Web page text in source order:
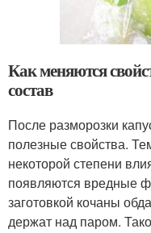
Как меняются
состав
После разморозки
полезные свойства.
некоторой степени
появляются вредные
заготовкой кочаны
держат над паром.